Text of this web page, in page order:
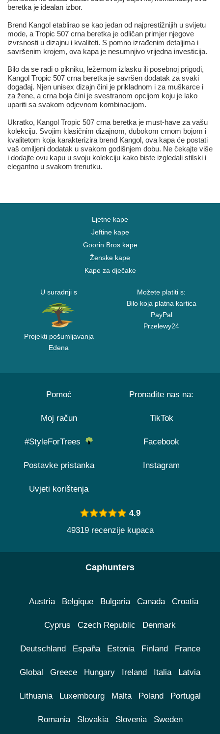
beretka je idealan izbor.
Brend Kangol etablirao se kao jedan od najprestižnijih u svijetu
mode, a Tropic 507 crna beretka je odličan primjer njegove
izvrsnosti u dizajnu i kvaliteti. S pomno izrađenim detaljima i
savršenim krojem, ova kapa je nesumnjivo vrijedna investicija.
Bilo da se radi o pikniku, ležernom izlasku ili posebnoj prigodi,
Kangol Tropic 507 crna beretka je savršen dodatak za svaki
događaj. Njen unisex dizajn čini je prikladnom i za muškarce i
za žene, a crna boja čini je svestranom opcijom koju je lako
upariti sa svakom odjevnom kombinacijom.
Ukratko, Kangol Tropic 507 crna beretka je must-have za vašu
kolekciju. Svojim klasičnim dizajnom, dubokom crnom bojom i
kvalitetom koja karakterizira brend Kangol, ova kapa će postati
vaš omiljeni dodatak u svakom godišnjem dobu. Ne čekajte više
i dodajte ovu kapu u svoju kolekciju kako biste izgledali stilski i
elegantno u svakom trenutku.
Ljetne kape
Jeftine kape
Goorin Bros kape
Ženske kape
Kape za dječake
U suradnji s
Projekti pošumljavanja
Edena
Možete platiti s:
Bilo koja platna kartica
PayPal
Przelewy24
Pomoć
Moj račun
#StyleForTrees
Postavke pristanka
Uvjeti korištenja
Pronađite nas na:
TikTok
Facebook
Instagram
4.9
49319 recenzije kupaca
Caphunters
Austria Belgique Bulgaria Canada Croatia
Cyprus Czech Republic Denmark
Deutschland España Estonia Finland France
Global Greece Hungary Ireland Italia Latvia
Lithuania Luxembourg Malta Poland Portugal
Romania Slovakia Slovenia Sweden